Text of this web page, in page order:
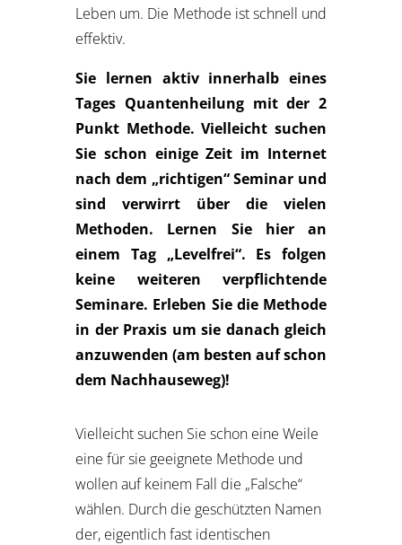
Leben um. Die Methode ist schnell und
effektiv.
Sie lernen aktiv innerhalb eines
Tages Quantenheilung mit der 2
Punkt Methode.Vielleicht suchen
Sie schon einige Zeit im Internet
nach dem „richtigen“ Seminar und
sind verwirrt über die vielen
Methoden. Lernen Sie hier an
einem Tag „Levelfrei“. Es folgen
keine weiteren verpflichtende
Seminare. Erleben Sie die Methode
in der Praxis um sie danach gleich
anzuwenden (am besten auf schon
dem Nachhauseweg)!
Vielleicht suchen Sie schon eine Weile
eine für sie geeignete Methode und
wollen auf keinem Fall die „Falsche“
wählen. Durch die geschützten Namen
der, eigentlich fast identischen